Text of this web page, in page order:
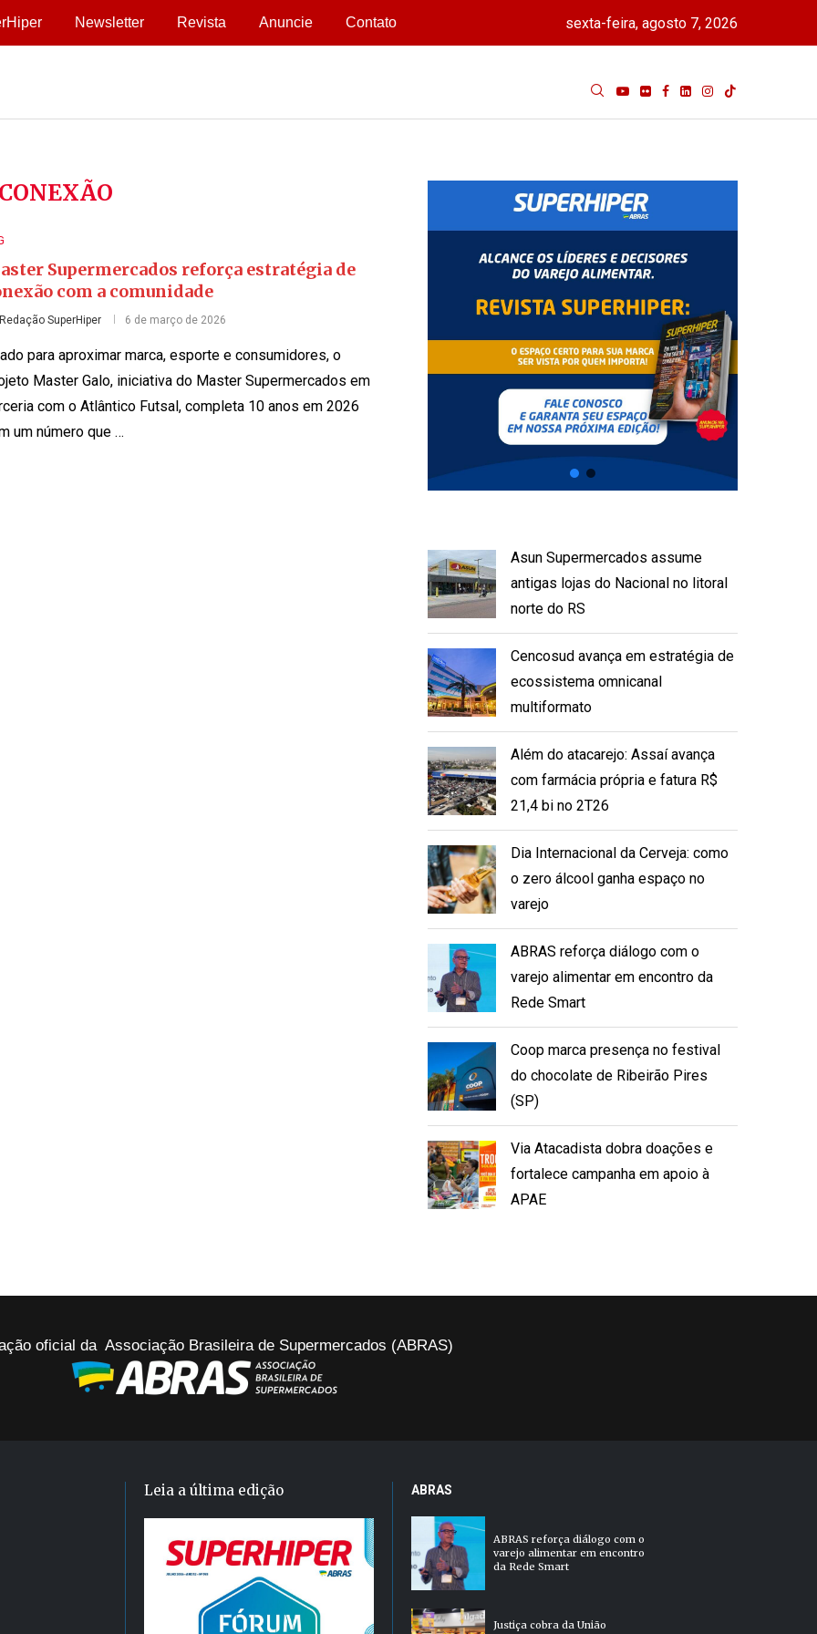
Newsletter Revista Anuncie Contato sexta-feira, agosto 7, 2026
Supermercados reforça estratégia de
com a comunidade
SuperHiper 6 de março de 2026
para aproximar marca, esporte e consumidores, o
Master Galo, iniciativa do Master Supermercados em
com o Atlântico Futsal, completa 10 anos em 2026
um número que …
Asun Supermercados assume
antigas lojas do Nacional no litoral
norte do RS
Cencosud avança em estratégia de
ecossistema omnicanal
multiformato
Além do atacarejo: Assaí avança
com farmácia própria e fatura R$
21,4 bi no 2T26
Dia Internacional da Cerveja: como
o zero álcool ganha espaço no
varejo
ABRAS reforça diálogo com o
varejo alimentar em encontro da
Rede Smart
Coop marca presença no festival
do chocolate de Ribeirão Pires
(SP)
Via Atacadista dobra doações e
fortalece campanha em apoio à
APAE
oficial da Associação Brasileira de Supermercados (ABRAS)
Leia a última edição ABRAS
ABRAS reforça diálogo com o
varejo alimentar em encontro
da Rede Smart
Justiça cobra da União